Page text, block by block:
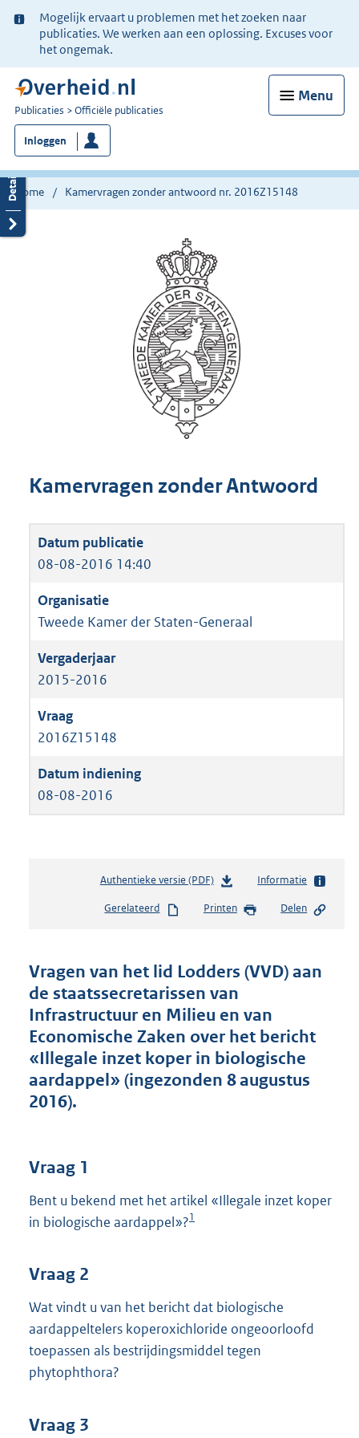
Ter
informatie:
Mogelijk ervaart u problemen met het zoeken naar
publicaties. We werken aan een oplossing. Excuses voor
het ongemak.
Menu
U
bent
nu
hier:
Publicaties Officiële publicaties
Inloggen
Home Kamervragen zonder antwoord nr. 2016Z15148
Kamervragen zonder Antwoord
08-08-2016 14:40
Tweede Kamer der Staten-Generaal
2015-2016
2016Z15148
08-08-2016
Authentieke versie (PDF)b
s
n
d
s
g
r
o
o
t
b
Informatie
Gerelateerd Printen Delen
Vragen van het lid Lodders (VVD) aan
de staatssecretarissen van
Infrastructuur en Milieu en van
Economische Zaken over het bericht
«Illegale inzet koper in biologische
aardappel» (ingezonden 8 augustus
2016).
Vraag 1
Bent u bekend met het artikel «Illegale inzet koper
in biologische aardappel»?1
Vraag 2
Wat vindt u van het bericht dat biologische
aardappeltelers koperoxichloride ongeoorloofd
toepassen als bestrijdingsmiddel tegen
phytophthora?
Vraag 3